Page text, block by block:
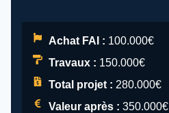
Achat FAI : 100.000€
Travaux : 150.000€
Total projet : 280.000€
Valeur après : 350.000€